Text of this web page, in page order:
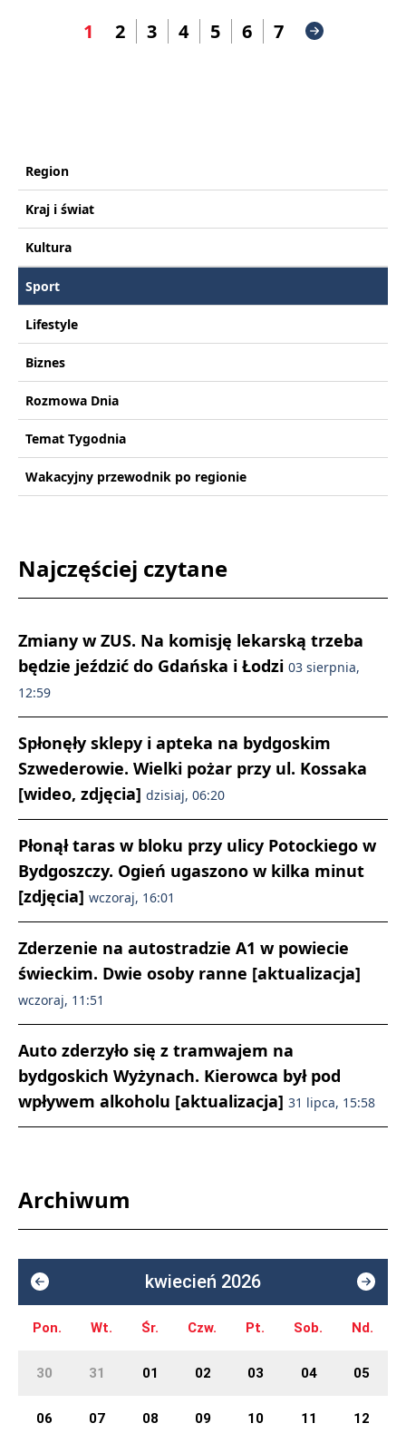
1 2 3 4 5 6 7
Region
Kraj i świat
Kultura
Sport
Lifestyle
Biznes
Rozmowa Dnia
Temat Tygodnia
Wakacyjny przewodnik po regionie
Najczęściej czytane
Zmiany w ZUS. Na komisję lekarską trzeba
będzie jeździć do Gdańska i Łodzi 03 sierpnia,
12:59
Spłonęły sklepy i apteka na bydgoskim
Szwederowie. Wielki pożar przy ul. Kossaka
[wideo, zdjęcia] dzisiaj, 06:20
Płonął taras w bloku przy ulicy Potockiego w
Bydgoszczy. Ogień ugaszono w kilka minut
[zdjęcia] wczoraj, 16:01
Zderzenie na autostradzie A1 w powiecie
świeckim. Dwie osoby ranne [aktualizacja]
wczoraj, 11:51
Auto zderzyło się z tramwajem na
bydgoskich Wyżynach. Kierowca był pod
wpływem alkoholu [aktualizacja] 31 lipca, 15:58
Archiwum
kwiecień 2026
Pon. Wt. Śr. Czw. Pt. Sob. Nd.
30 31 01 02 03 04 05
06 07 08 09 10 11 12